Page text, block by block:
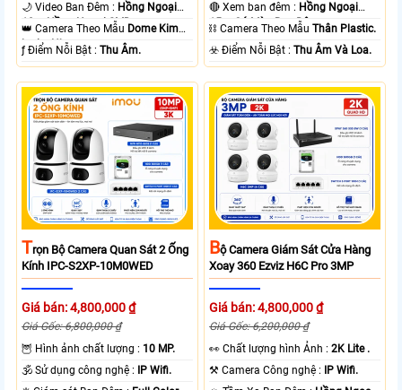
🌙 Video Ban Đêm : Hồng Ngoại
10m Hồng Ngoại SMD.
👑 Camera Theo Mẫu Dome Kim
loại + Nhựa.
️ƒ Điểm Nỗi Bật :Thu Âm.
🔴 Xem ban đêm : Hồng Ngoại
15m Có Màu Ban Ðêm.
⛓ Camera Theo MẫuThân Plastic.
️☣️ Điểm Nỗi Bật :Thu Âm Và Loa.
TRọn Bộ Camera Quan Sát 2 Ống
Kính IPC-S2XP-10M0WED
Giá bán: 4,800,000 ₫
Giá Gốc: 6,800,000 ₫
🦉 Hình ảnh chất lượng : 10 MP.
🕉️ Sử dụng công nghệ :
IP Wifi.
BỘ Camera Giám Sát Cửa Hàng
Xoay 360 Ezviz H6C Pro 3MP
Giá bán: 4,800,000 ₫
Giá Gốc: 6,200,000 ₫
️👀 Chất lượng hình Ảnh :2K Lite .
⚒ Camera Công nghệ :
IP Wifi.